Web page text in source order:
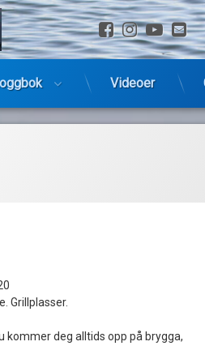
Facebook
Videoer
Grillplasser.
kommer deg alltids opp på brygga,